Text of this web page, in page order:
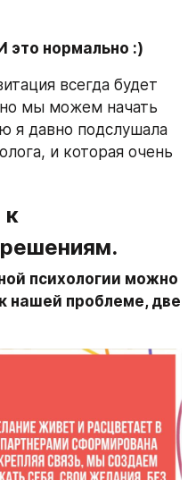
это нормально :)
всегда будет
но мы можем начать
я давно подслушала
и которая очень
к
психологии можно
нашей проблеме, две